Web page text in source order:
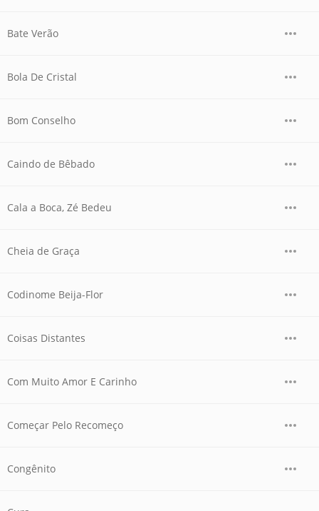
Bate Verão
Bola De Cristal
Bom Conselho
Caindo de Bêbado
Cala a Boca, Zé Bedeu
Cheia de Graça
Codinome Beija-Flor
Coisas Distantes
Com Muito Amor E Carinho
Começar Pelo Recomeço
Congênito